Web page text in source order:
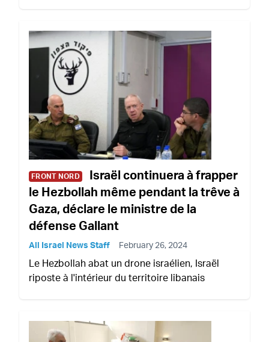
FRONT NORD
Israël continuera à frapper
le Hezbollah même pendant la trêve à
Gaza, déclare le ministre de la
défense Gallant
All Israel News Staff February 26, 2024
Le Hezbollah abat un drone israélien, Israël
riposte à l'intérieur du territoire libanais